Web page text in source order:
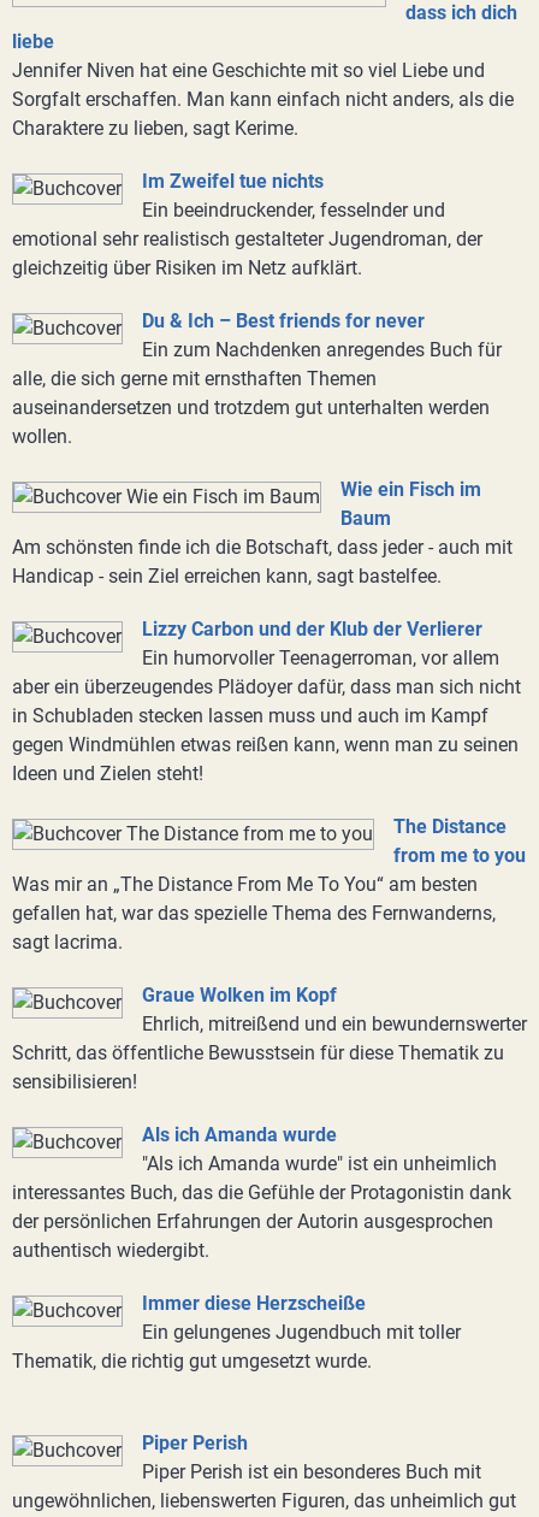
dass ich dich
liebe
Jennifer Niven hat eine Geschichte mit so viel Liebe und
Sorgfalt erschaffen. Man kann einfach nicht anders, als die
Charaktere zu lieben, sagt Kerime.
Im Zweifel tue nichts
Ein beeindruckender, fesselnder und
emotional sehr realistisch gestalteter Jugendroman, der
gleichzeitig über Risiken im Netz aufklärt.
Du & Ich – Best friends for never
Ein zum Nachdenken anregendes Buch für
alle, die sich gerne mit ernsthaften Themen
auseinandersetzen und trotzdem gut unterhalten werden
wollen.
Wie ein Fisch im
Baum
Am schönsten finde ich die Botschaft, dass jeder - auch mit
Handicap - sein Ziel erreichen kann, sagt bastelfee.
Lizzy Carbon und der Klub der Verlierer
Ein humorvoller Teenagerroman, vor allem
aber ein überzeugendes Plädoyer dafür, dass man sich nicht
in Schubladen stecken lassen muss und auch im Kampf
gegen Windmühlen etwas reißen kann, wenn man zu seinen
Ideen und Zielen steht!
The Distance
from me to you
Was mir an „The Distance From Me To You“ am besten
gefallen hat, war das spezielle Thema des Fernwanderns,
sagt lacrima.
Graue Wolken im Kopf
Ehrlich, mitreißend und ein bewundernswerter
Schritt, das öffentliche Bewusstsein für diese Thematik zu
sensibilisieren!
Als ich Amanda wurde
"Als ich Amanda wurde" ist ein unheimlich
interessantes Buch, das die Gefühle der Protagonistin dank
der persönlichen Erfahrungen der Autorin ausgesprochen
authentisch wiedergibt.
Immer diese Herzscheiße
Ein gelungenes Jugendbuch mit toller
Thematik, die richtig gut umgesetzt wurde.
Piper Perish
Piper Perish ist ein besonderes Buch mit
ungewöhnlichen, liebenswerten Figuren, das unheimlich gut